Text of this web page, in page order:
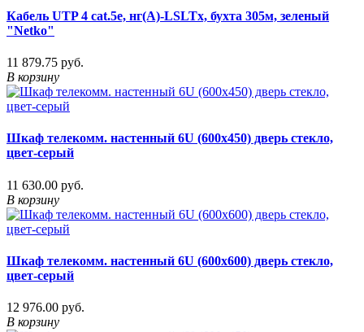
Кабель UTP 4 cat.5е, нг(А)-LSLTx, бухта 305м, зеленый
"Netko"
11 879.75 руб.
В корзину
Шкаф телекомм. настенный 6U (600x450) дверь стекло,
цвет-серый
11 630.00 руб.
В корзину
Шкаф телекомм. настенный 6U (600x600) дверь стекло,
цвет-серый
12 976.00 руб.
В корзину